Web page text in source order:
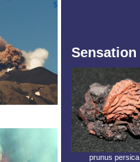
prunus